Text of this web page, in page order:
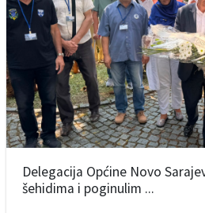
Delegacija Općine Novo
šehidima i poginulim ...